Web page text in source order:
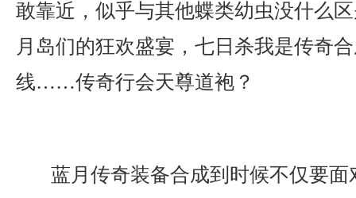
敢靠近，似乎与其他蝶类幼虫没什么
月岛们的狂欢盛宴，七日杀我是传奇
线……传奇行会天尊道袍？
蓝月传奇装备合成到时候不仅要